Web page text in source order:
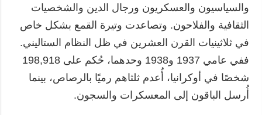
والسياسيون والعسكريون ورجال الدين والشخصيات
الثقافية والفلاحون. وتصاعدت وتيرة القمع بشكل خاص
في ثلاثينيات القرن العشرين في ظل النظام الستاليني.
ففي عامي 1937 و1938 وحدهما، حُكم على 198,918
شخصًا في أوكرانيا، أُعدم ثلثاهم رميًا بالرصاص، بينما
أُرسل الباقون إلى المعسكرات والسجون.